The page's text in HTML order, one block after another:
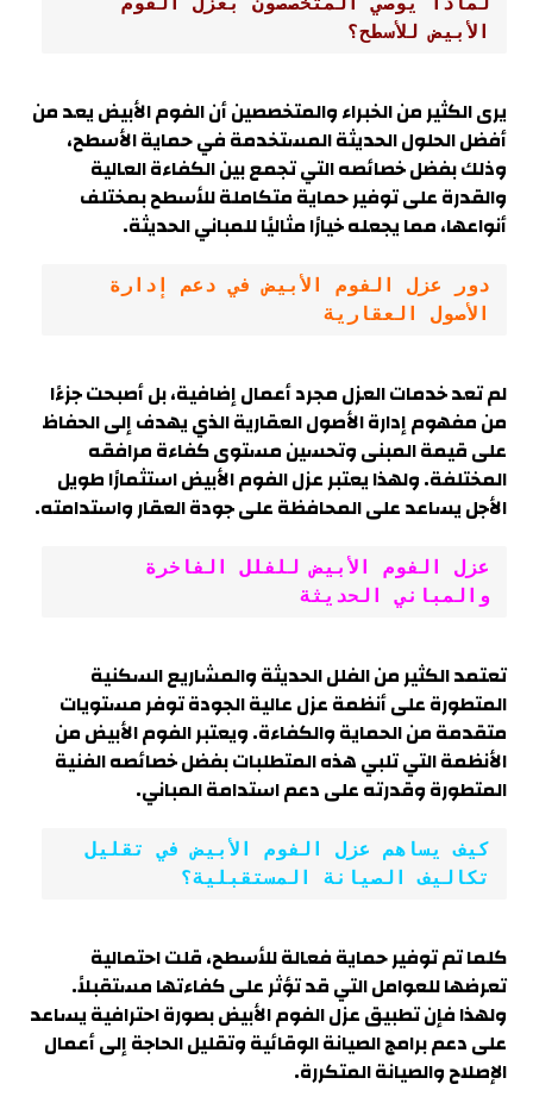
الأبيض للأسطح؟
يرى الكثير من الخبراء والمتخصصين أن الفوم الأبيض يعد من
أفضل الحلول الحديثة المستخدمة في حماية الأسطح،
وذلك بفضل خصائصه التي تجمع بين الكفاءة العالية
والقدرة على توفير حماية متكاملة للأسطح بمختلف
أنواعها، مما يجعله خيارًا مثاليًا للمباني الحديثة.
الأصول العقارية
لم تعد خدمات العزل مجرد أعمال إضافية، بل أصبحت جزءًا
من مفهوم إدارة الأصول العقارية الذي يهدف إلى الحفاظ
على قيمة المبنى وتحسين مستوى كفاءة مرافقه
المختلفة. ولهذا يعتبر عزل الفوم الأبيض استثمارًا طويل
الأجل يساعد على المحافظة على جودة العقار واستدامته.
والمباني الحديثة
تعتمد الكثير من الفلل الحديثة والمشاريع السكنية
المتطورة على أنظمة عزل عالية الجودة توفر مستويات
متقدمة من الحماية والكفاءة. ويعتبر الفوم الأبيض من
الأنظمة التي تلبي هذه المتطلبات بفضل خصائصه الفنية
المتطورة وقدرته على دعم استدامة المباني.
كيف يساهم عزل الفوم الأبيض في تقليل
تكاليف الصيانة المستقبلية؟
كلما تم توفير حماية فعالة للأسطح، قلت احتمالية
تعرضها للعوامل التي قد تؤثر على كفاءتها مستقبلاً.
ولهذا فإن تطبيق عزل الفوم الأبيض بصورة احترافية يساعد
على دعم برامج الصيانة الوقائية وتقليل الحاجة إلى أعمال
الإصلاح والصيانة المتكررة.